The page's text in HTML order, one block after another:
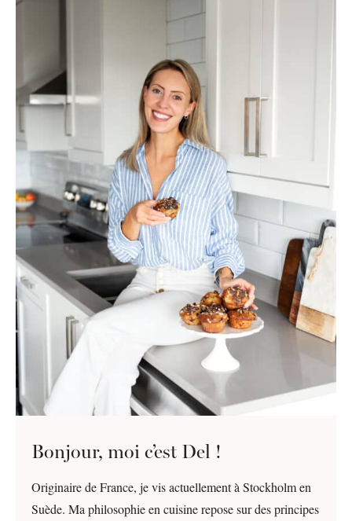
Bonjour, moi c’est Del !
Originaire de France, je vis actuellement à Stockholm en
Suède. Ma philosophie en cuisine repose sur des principes